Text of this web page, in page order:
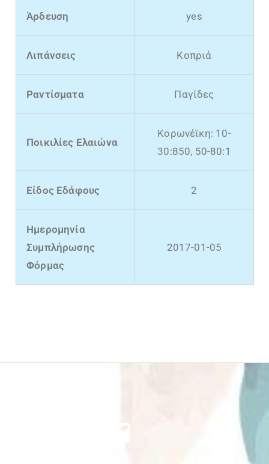
Άρδευση yes
Λιπάνσεις Κοπριά
Ραντίσματα Παγίδες
Ποικιλίες Ελαιώνα
Κορωνέϊκη: 10-
30:850, 50-80:1
Είδος Εδάφους 2
Ημερομηνία
Συμπλήρωσης
Φόρμας
2017-01-05